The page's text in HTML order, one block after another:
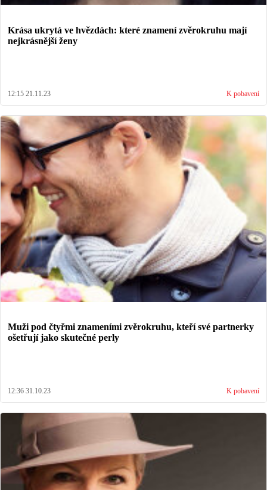
Krása ukrytá ve hvězdách: které znamení zvěrokruhu mají
nejkrásnější ženy
12:15 21.11.23 K pobavení
Muži pod čtyřmi znameními zvěrokruhu, kteří své partnerky
ošetřují jako skutečné perly
12:36 31.10.23 K pobavení